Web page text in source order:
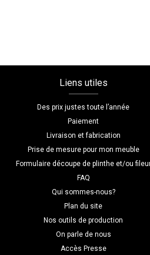
Liens utiles
Des prix justes toute l’année
Paiement
Livraison et fabrication
Prise de mesure pour mon meuble
Formulaire découpe de plinthe et/ou
FAQ
Qui sommes-nous?
Plan du site
Nos outils de production
On parle de nous
Accès Presse